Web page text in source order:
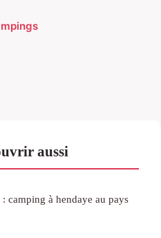
aussi
camping à hendaye au pays